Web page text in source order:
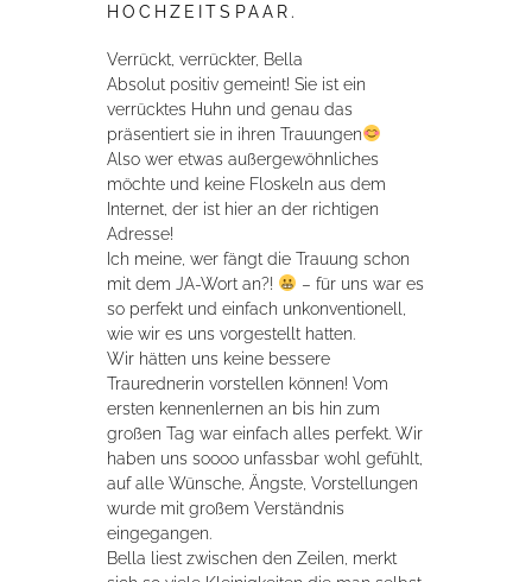
HOCHZEITSPAAR.
Verrückt, verrückter, Bella
Absolut positiv gemeint! Sie ist ein
verrücktes Huhn und genau das
präsentiert sie in ihren Trauungen
Also wer etwas außergewöhnliches
möchte und keine Floskeln aus dem
Internet, der ist hier an der richtigen
Adresse!
Ich meine, wer fängt die Trauung schon
mit dem JA-Wort an?!
– für uns war es
so perfekt und einfach unkonventionell,
wie wir es uns vorgestellt hatten.
Wir hätten uns keine bessere
Traurednerin vorstellen können! Vom
ersten kennenlernen an bis hin zum
großen Tag war einfach alles perfekt. Wir
haben uns soooo unfassbar wohl gefühlt,
auf alle Wünsche, Ängste, Vorstellungen
wurde mit großem Verständnis
eingegangen.
Bella liest zwischen den Zeilen, merkt